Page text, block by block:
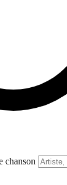
chanson